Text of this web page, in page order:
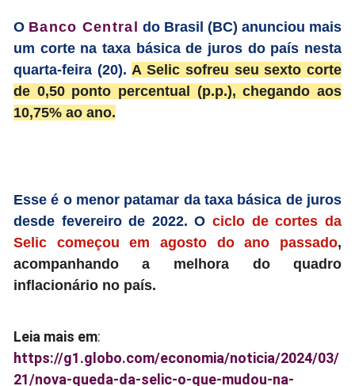
O Banco Central do Brasil (BC) anunciou mais
um corte na taxa básica de juros do país nesta
quarta-feira (20). A Selic sofreu seu sexto corte
de 0,50 ponto percentual (p.p.), chegando aos
10,75% ao ano.
Esse é o menor patamar da taxa básica de juros
desde fevereiro de 2022. O ciclo de cortes da
Selic começou em agosto do ano passado,
acompanhando a melhora do quadro
inflacionário no país.
Leia mais em:
https://g1.globo.com/economia/noticia/2024/03/
21/nova-queda-da-selic-o-que-mudou-na-